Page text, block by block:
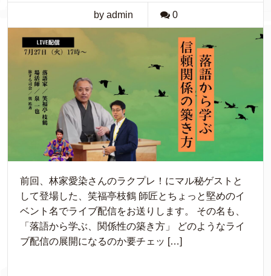
by admin 0
前回、林家愛染さんのラクプレ！にマル秘ゲストと
して登場した、笑福亭枝鶴 師匠とちょっと堅めのイ
ベント名でライブ配信をお送りします。 その名も、
「落語から学ぶ、関係性の築き方」 どのようなライ
ブ配信の展開になるのか要チェッ […]